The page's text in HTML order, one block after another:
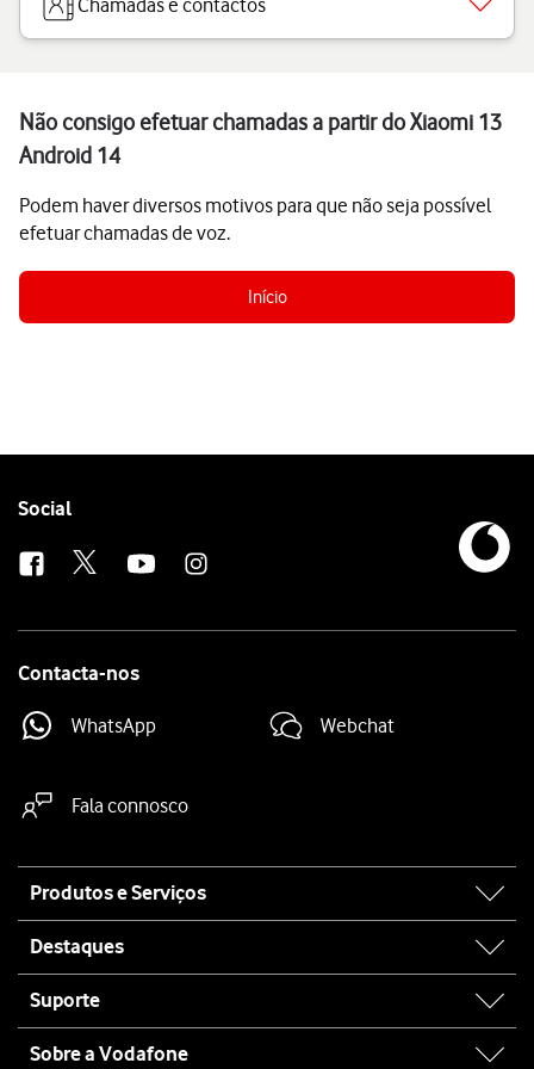
Chamadas e contactos
Não consigo efetuar chamadas a partir do Xiaomi 13
Android 14
Podem haver diversos motivos para que não seja possível
efetuar chamadas de voz.
Início
Follow
Social
Contacta-nos
WhatsApp Webchat
Fala connosco
map
Produtos e Serviços
Destaques
Suporte
Sobre a Vodafone